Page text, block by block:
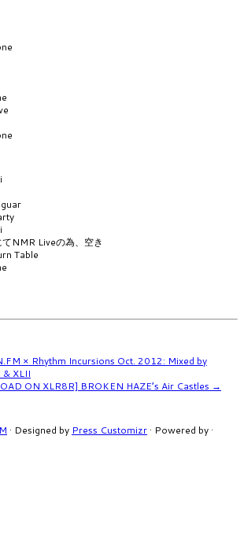
NMR Liveの為、空き
Table
× Rhythm Incursions Oct. 2012: Mixed by
& XLII
ON XLR8R] BROKEN HAZE’s Air Castles →
· Designed by Press Customizr · Powered by ·